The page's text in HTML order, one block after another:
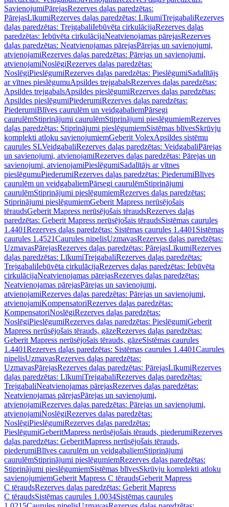
SavienojumiPārejasRezerves daļas paredzētas:
PārejasLīkumiRezerves daļas paredzētas: LīkumiTrejgabaliRezerves
daļas paredzētas: TrejgabaliIebūvēta cirkulācijaRezerves daļas
paredzētas: Iebūvēta cirkulācijaNeatvienojamas pārejasRezerves
daļas paredzētas: Neatvienojamas pārejasPārejas un savienojumi,
atvienojamiRezerves daļas paredzētas: Pārejas un savienojumi,
atvienojamiNoslēgiRezerves daļas paredzētas:
NoslēgiPieslēgumiRezerves daļas paredzētas: PieslēgumiSadalītājs
ar vītnes pieslēgumuApsildes trejgabalsRezerves daļas paredzētas:
Apsildes trejgabalsApsildes pieslēgumiRezerves daļas paredzētas:
Apsildes pieslēgumiPiederumiRezerves daļas paredzētas:
PiederumiBlīves caurulēm un veidgabaliemPārsegi
caurulēmStiprinājumi caurulēmStiprinājumi pieslēgumiemRezerves
daļas paredzētas: Stiprinājumi pieslēgumiemSistēmas blīvesSkrūvju
komplekti atloku savienojumiemGeberit VolexApsildes sistēmu
caurules SLVeidgabaliRezerves daļas paredzētas: VeidgabaliPārejas
un savienojumi, atvienojamiRezerves daļas paredzētas: Pārejas un
savienojumi, atvienojamiPieslēgumiSadalītājs ar vītnes
pieslēgumuPiederumiRezerves daļas paredzētas: PiederumiBlīves
caurulēm un veidgabaliemPārsegi caurulēmStiprinājumi
caurulēmStiprinājumi pieslēgumiemRezerves daļas paredzētas:
Stiprinājumi pieslēgumiemGeberit Mapress nerūsējošais
tēraudsGeberit Mapress nerūsējošais tēraudsRezerves daļas
paredzētas: Geberit Mapress nerūsējošais tēraudsSistēmas caurules
1.4401Rezerves daļas paredzētas: Sistēmas caurules 1.4401 Sistēmas
caurules 1.4521Caurules nipelisUzmavasRezerves daļas paredzētas:
UzmavasPārejasRezerves daļas paredzētas: PārejasLīkumiRezerves
daļas paredzētas: LīkumiTrejgabaliRezerves daļas paredzētas:
TrejgabaliIebūvēta cirkulācijaRezerves daļas paredzētas: Iebūvēta
cirkulācijaNeatvienojamas pārejasRezerves daļas paredzētas:
Neatvienojamas pārejasPārejas un savienojumi,
atvienojamiRezerves daļas paredzētas: Pārejas un savienojumi,
atvienojamiKompensatoriRezerves daļas paredzētas:
KompensatoriNoslēgiRezerves daļas paredzētas:
NoslēgiPieslēgumiRezerves daļas paredzētas: PieslēgumiGeberit
Mapress nerūsējošais tērauds, gāzeRezerves daļas paredzētas:
Geberit Mapress nerūsējošais tērauds, gāzeSistēmas caurules
1.4401Rezerves daļas paredzētas: Sistēmas caurules 1.4401Caurules
nipelisUzmavasRezerves daļas paredzētas:
UzmavasPārejasRezerves daļas paredzētas: PārejasLīkumiRezerves
daļas paredzētas: LīkumiTrejgabaliRezerves daļas paredzētas:
TrejgabaliNeatvienojamas pārejasRezerves daļas paredzētas:
Neatvienojamas pārejasPārejas un savienojumi,
atvienojamiRezerves daļas paredzētas: Pārejas un savienojumi,
atvienojamiNoslēgiRezerves daļas paredzētas:
NoslēgiPieslēgumiRezerves daļas paredzētas:
PieslēgumiGeberitMapress nerūsējošais tērauds, piederumiRezerves
daļas paredzētas: GeberitMapress nerūsējošais tērauds,
piederumiBlīves caurulēm un veidgabaliemStiprinājumi
caurulēmStiprinājumi pieslēgumiemRezerves daļas paredzētas:
Stiprinājumi pieslēgumiemSistēmas blīvesSkrūvju komplekti atloku
savienojumiemGeberit Mapress C tēraudsGeberit Mapress
C tēraudsRezerves daļas paredzētas: Geberit Mapress
C tēraudsSistēmas caurules 1.0034Sistēmas caurules